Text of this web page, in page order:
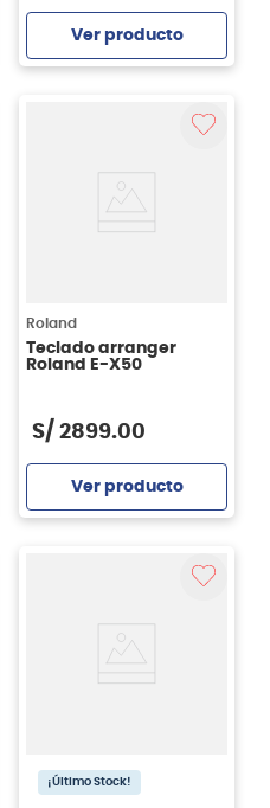
Ver producto
Roland
Teclado arranger
Roland E-X50
S/ 2899.00
Ver producto
¡Último Stock!